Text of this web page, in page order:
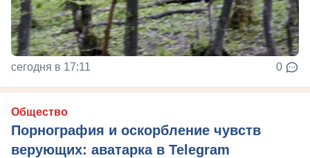
сегодня в 17:11 0
Общество
Порнография и оскорбление чувств
верующих: аватарка в Telegram